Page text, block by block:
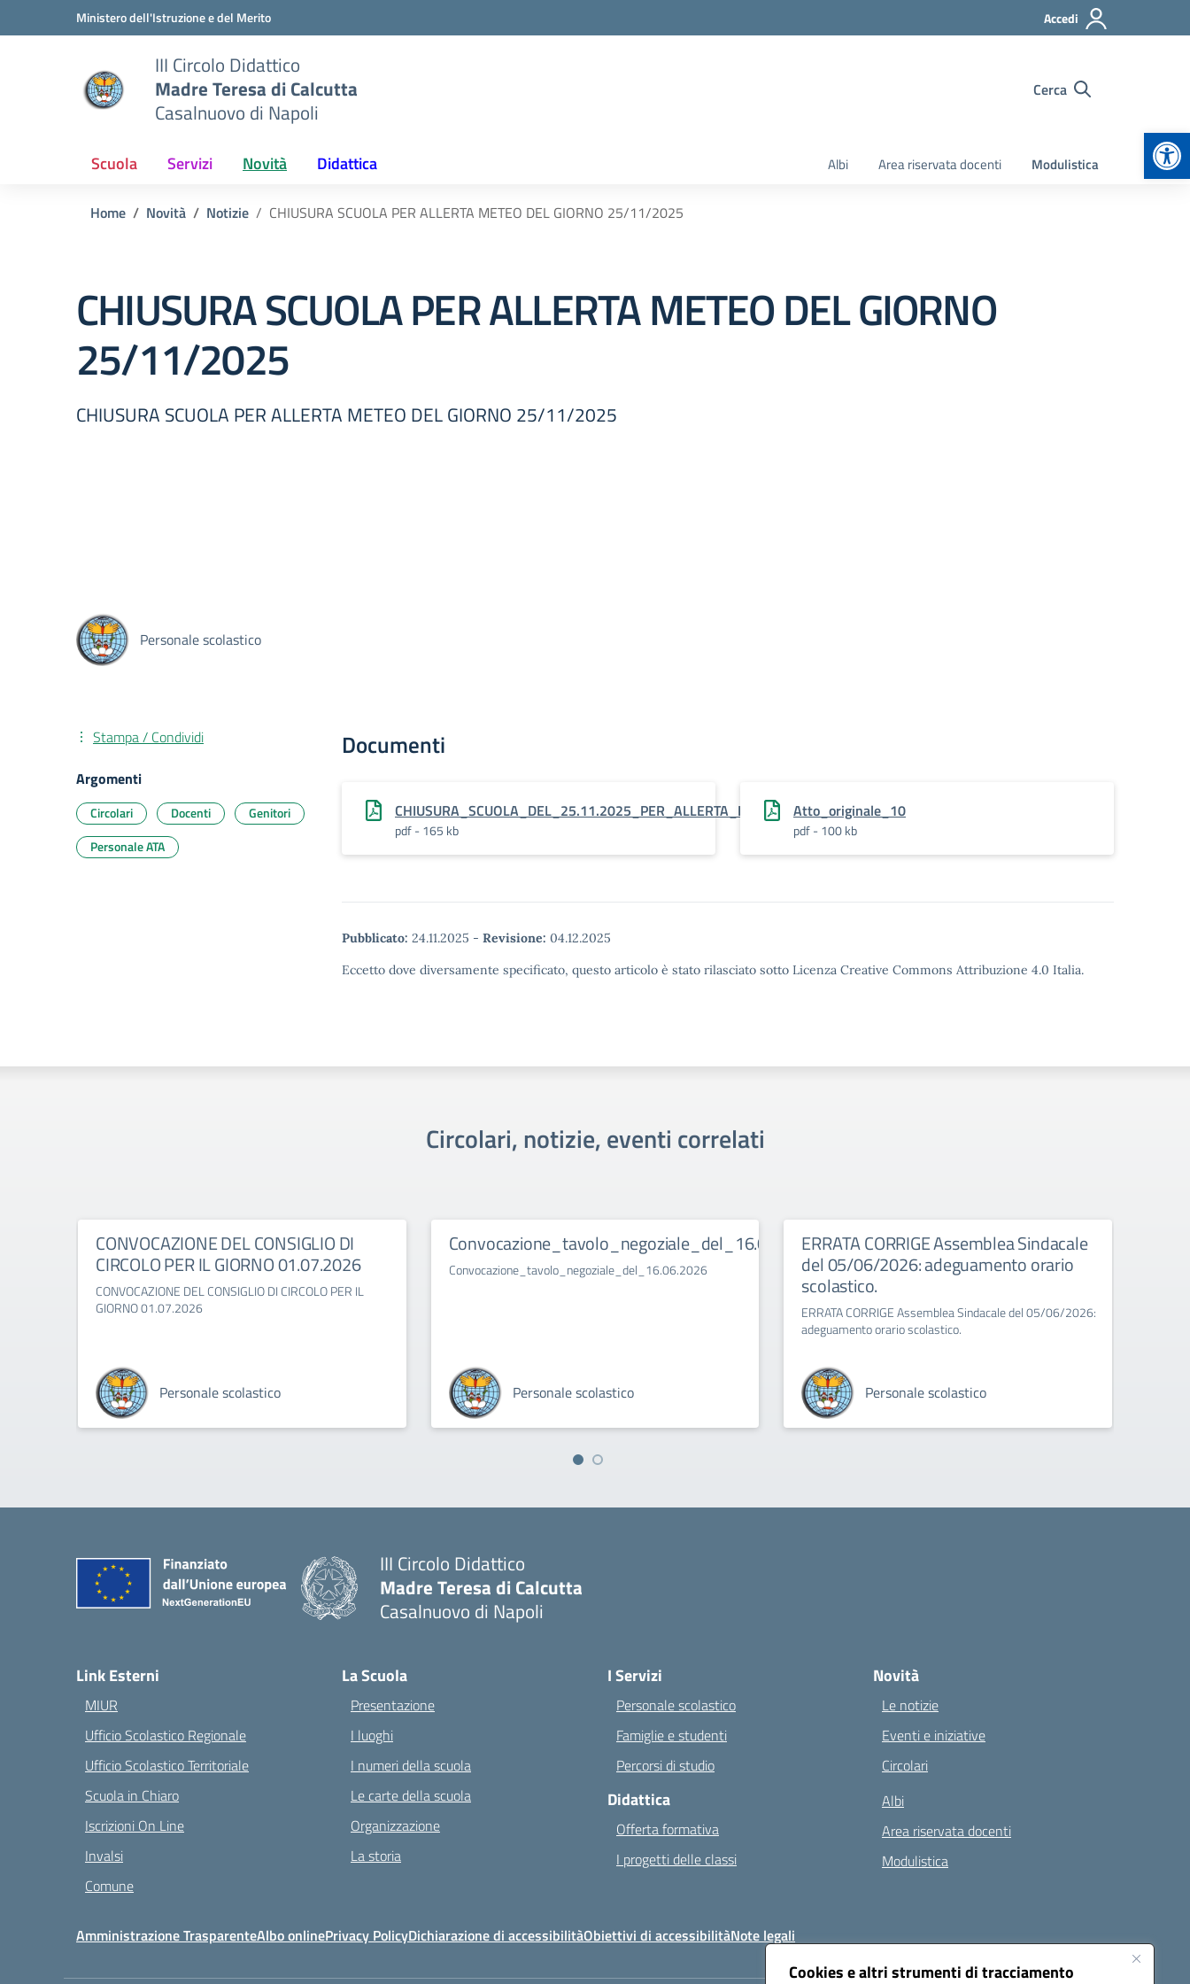
Cookies e altri strumenti di tracciamento
Vai ai contenuti
Vai al menu di navigazioneMinistero dell'Istruzione e del Merito Accedi
III Circolo Didattico
Madre Teresa di Calcutta
Casalnuovo di Napoli
Cerca
Scuola Servizi Novità Didattica Albi Area riservata docenti Modulistica
Home Novità Notizie CHIUSURA SCUOLA PER ALLERTA METEO DEL GIORNO 25/11/2025
CHIUSURA SCUOLA PER ALLERTA METEO DEL GIORNO
25/11/2025
CHIUSURA SCUOLA PER ALLERTA METEO DEL GIORNO 25/11/2025
Personale scolastico
Documenti
CHIUSURA_SCUOLA_DEL_25.11.2025_PER_ALLERTA_METEO
pdf - 165 kb
Atto_originale_10
pdf - 100 kb
Pubblicato: 24.11.2025 - Revisione: 04.12.2025
Eccetto dove diversamente specificato, questo articolo è stato rilasciato sotto Licenza Creative Commons Attribuzione 4.0 Italia.
Stampa / Condividi
Argomenti
Circolari Docenti
Genitori
Personale ATA
Circolari, notizie, eventi correlati
CONVOCAZIONE DEL CONSIGLIO DI
CIRCOLO PER IL GIORNO 01.07.2026
CONVOCAZIONE DEL CONSIGLIO DI CIRCOLO PER IL
GIORNO 01.07.2026
Personale scolastico
Convocazione_tavolo_negoziale_del_16.06.2026
Convocazione_tavolo_negoziale_del_16.06.2026
Personale scolastico
ERRATA CORRIGE Assemblea Sindacale
del 05/06/2026: adeguamento orario
scolastico.
ERRATA CORRIGE Assemblea Sindacale del 05/06/2026:
adeguamento orario scolastico.
Personale scolastico
III Circolo Didattico
Madre Teresa di Calcutta
Casalnuovo di Napoli
Link Esterni
MIUR
Ufficio Scolastico Regionale
Ufficio Scolastico Territoriale
Scuola in Chiaro
Iscrizioni On Line
Invalsi
Comune
La Scuola
Presentazione
I luoghi
I numeri della scuola
Le carte della scuola
Organizzazione
La storia
I Servizi
Personale scolastico
Famiglie e studenti
Percorsi di studio
Didattica
Offerta formativa
I progetti delle classi
Novità
Le notizie
Eventi e iniziative
Circolari
Albi
Area riservata docenti
Modulistica
Amministrazione TrasparenteAlbo onlinePrivacy PolicyDichiarazione di accessibilitàObiettivi di accessibilitàNote legali